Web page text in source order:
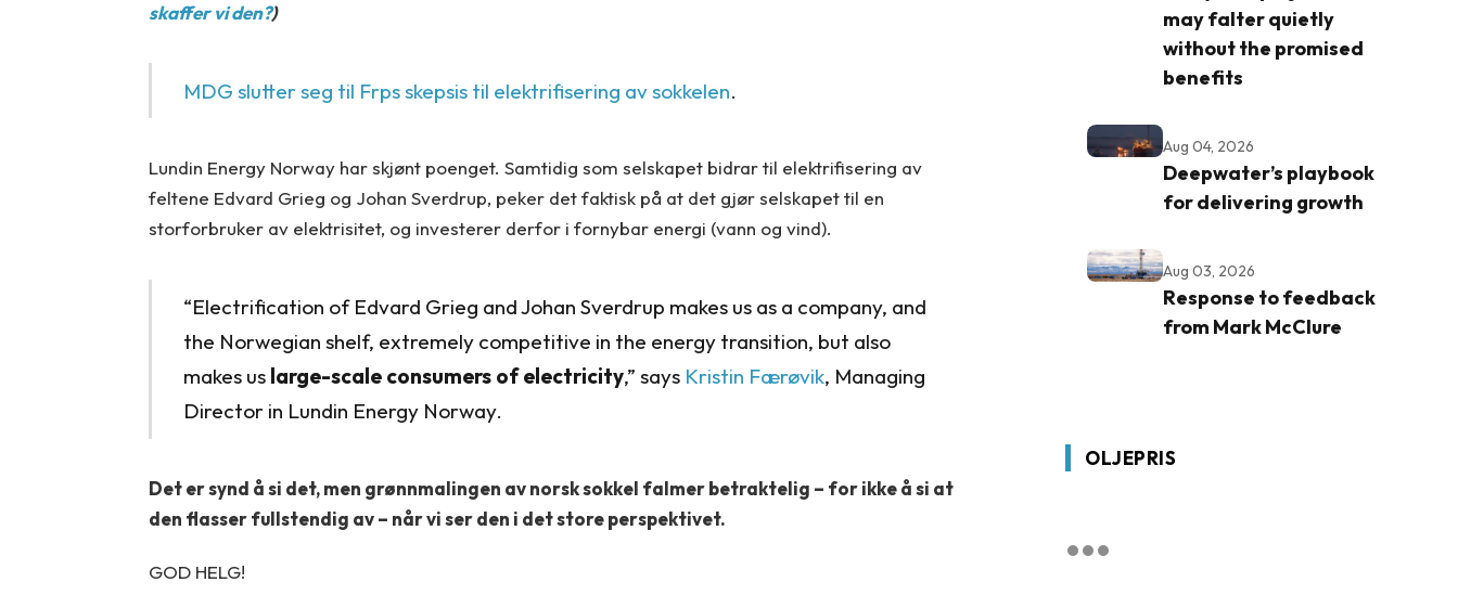
skaffer vi den?)
MDG slutter seg til Frps skepsis til elektrifisering av sokkelen.
Lundin Energy Norway har skjønt poenget. Samtidig som selskapet bidrar til elektrifisering av
feltene Edvard Grieg og Johan Sverdrup, peker det faktisk på at det gjør selskapet til en
storforbruker av elektrisitet, og investerer derfor i fornybar energi (vann og vind).
“Electrification of Edvard Grieg and Johan Sverdrup makes us as a company, and
the Norwegian shelf, extremely competitive in the energy transition, but also
makes us large-scale consumers of electricity,” says Kristin Færøvik, Managing
Director in Lundin Energy Norway.
Det er synd å si det, men grønnmalingen av norsk sokkel falmer betraktelig – for ikke å si at
den flasser fullstendig av – når vi ser den i det store perspektivet.
GOD HELG!
may falter quietly
without the promised
benefits
Aug 04, 2026
Deepwater’s playbook
for delivering growth
Aug 03, 2026
Response to feedback
from Mark McClure
OLJEPRIS